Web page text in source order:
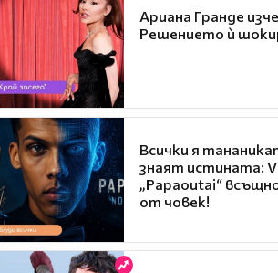
Ариана Гранде
Решението ѝ
Всички я
знаят истината:
„Papaoutai“
от човек!